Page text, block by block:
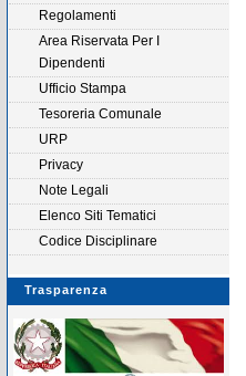
Regolamenti
Area Riservata Per I
Dipendenti
Ufficio Stampa
Tesoreria Comunale
URP
Privacy
Note Legali
Elenco Siti Tematici
Codice Disciplinare
Trasparenza